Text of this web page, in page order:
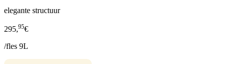
elegante structuur
295,95€
/fles 9L